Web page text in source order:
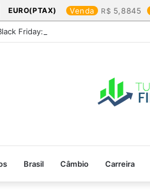
EURO(PTAX) Venda 5,8845
Friday: os produtos que mais valem
Brasil Câmbio Carreira